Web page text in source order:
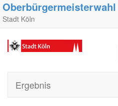
Oberbürgermeisterwahl
Stadt Köln
Ergebnis